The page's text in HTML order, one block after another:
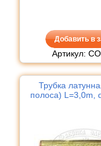
Добавить в
Артикул:
Трубка
полоса) L=3,0m,